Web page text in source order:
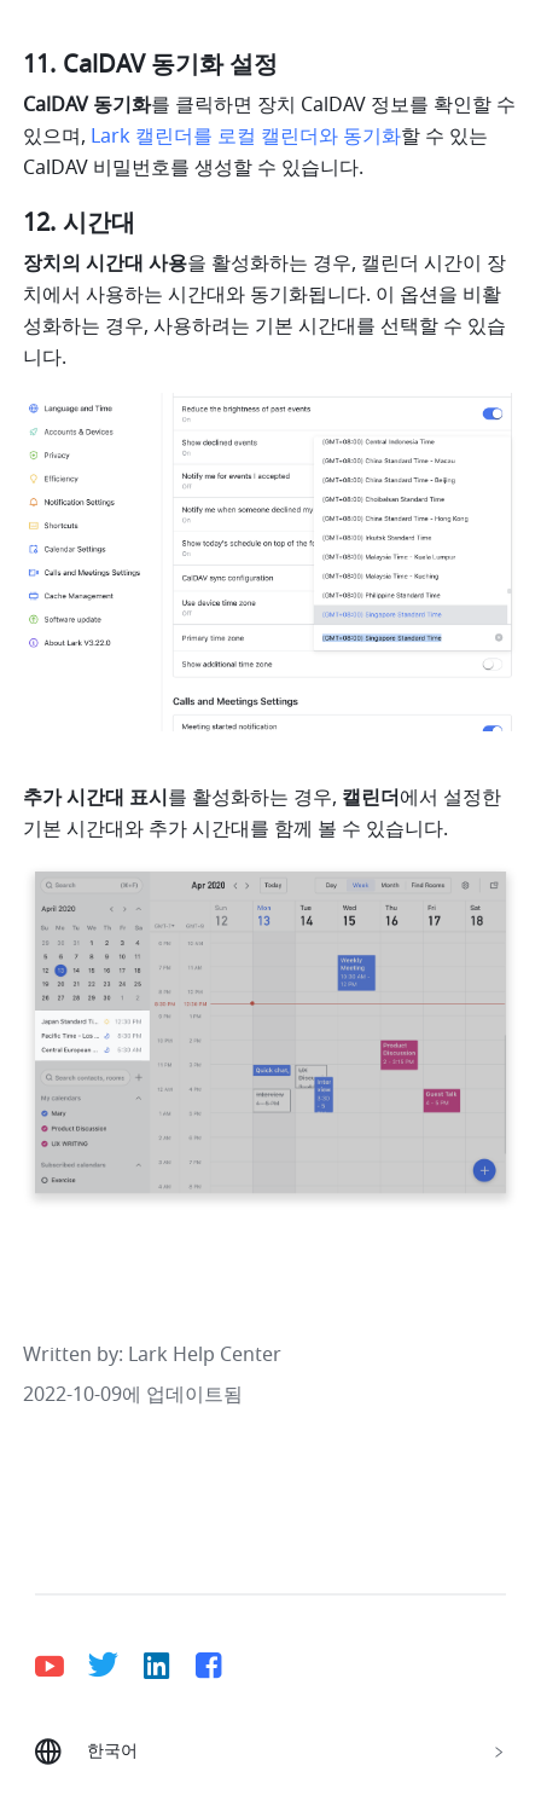
CalDAV 동기화 설정
CalDAV 동기화를 클릭하면 장치 CalDAV 정보를 확인할 수
있으며, Lark 캘린더를 로컬 캘린더와 동기화할 수 있는
CalDAV 비밀번호를 생성할 수 있습니다.
시간대
장치의 시간대 사용을 활성화하는 경우, 캘린더 시간이 장
치에서 사용하는 시간대와 동기화됩니다. 이 옵션을 비활
성화하는 경우, 사용하려는 기본 시간대를 선택할 수 있습
니다.
추가 시간대 표시를 활성화하는 경우, 캘린더에서 설정한
기본 시간대와 추가 시간대를 함께 볼 수 있습니다.
Written by: Lark Help Center
2022-10-09에 업데이트됨
한국어